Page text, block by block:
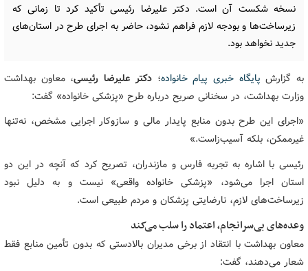
نسخه شکست آن است. دکتر علیرضا رئیسی تأکید کرد تا زمانی که
زیرساخت‌ها و بودجه لازم فراهم نشود، حاضر به اجرای طرح در استان‌های
جدید نخواهد بود.
به گزارش پایگاه خبری پیام خانواده؛دکتر علیرضا رئیسی، معاون بهداشت
وزارت بهداشت، در سخنانی صریح درباره طرح «پزشکی خانواده» گفت:
«اجرای این طرح بدون منابع پایدار مالی و سازوکار اجرایی مشخص، نه‌تنها
غیرممکن، بلکه آسیب‌زاست.»
رئیسی با اشاره به تجربه فارس و مازندران، تصریح کرد که آنچه در این دو
استان اجرا می‌شود، «پزشکی خانواده واقعی» نیست و به دلیل نبود
زیرساخت‌های لازم، نارضایتی پزشکان و مردم طبیعی است.
وعده‌های بی‌سرانجام، اعتماد را سلب می‌کند
معاون بهداشت با انتقاد از برخی مدیران بالادستی که بدون تأمین منابع فقط
شعار می‌دهند، گفت: